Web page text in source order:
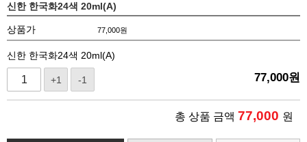
신한 한국화24색 20ml(A)
상품가 77,000원
신한 한국화24색 20ml(A)
+1 -1 77,000원
총 상품 금액 77,000 원